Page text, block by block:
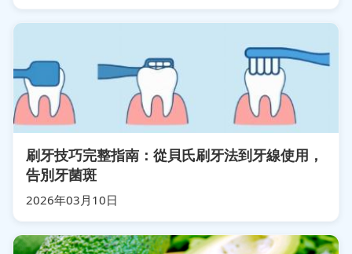
刷牙技巧完整指南：從貝氏刷牙法到牙線使用，
告別牙菌斑
2026年03月10日